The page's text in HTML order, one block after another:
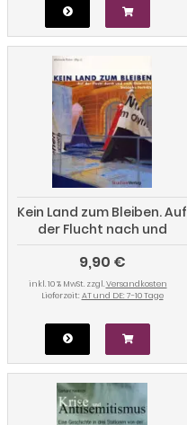
Kein Land zum Bleiben. Auf
der Flucht nach und
durch Österreich. 17
Porträts
9,90 €
inkl. 10 % MwSt. zzgl.Versandkosten
Lieferzeit: AT und DE: 7-10 Tage